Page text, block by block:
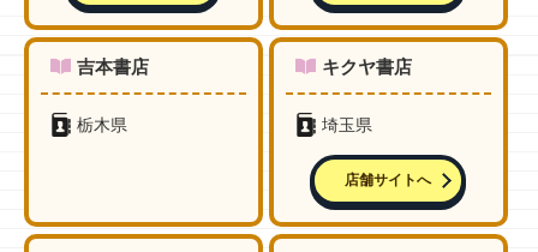
吉本書店
栃木県
キクヤ書店
埼玉県
店舗サイトへ